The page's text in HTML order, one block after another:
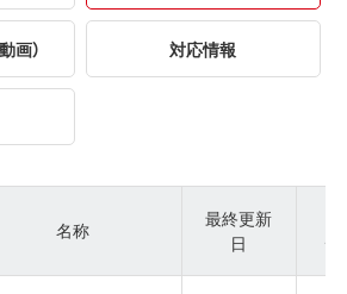
画） 対応情報
名称
最終更新
日
ジ